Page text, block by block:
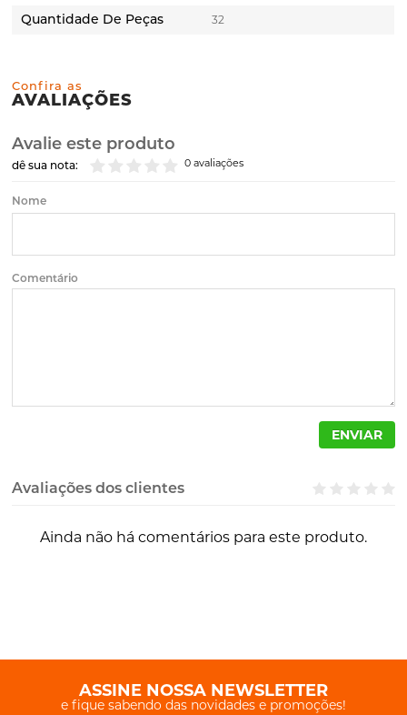
Quantidade De Peças 32
Confira as
AVALIAÇÕES
Avalie este produto
0 avaliações
dê sua nota:
Nome
Comentário
ENVIAR
Avaliações dos clientes
Ainda não há comentários para este produto.
ASSINE NOSSA NEWSLETTER
e fique sabendo das novidades e promoções!